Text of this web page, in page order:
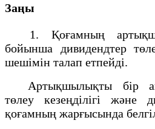
Заңы
1. Қоғамның
бойынша дивидендтер
шешімін талап етпейді.
Артықшылықты бір
төлеу кезеңділігі және
қоғамның жарғысында